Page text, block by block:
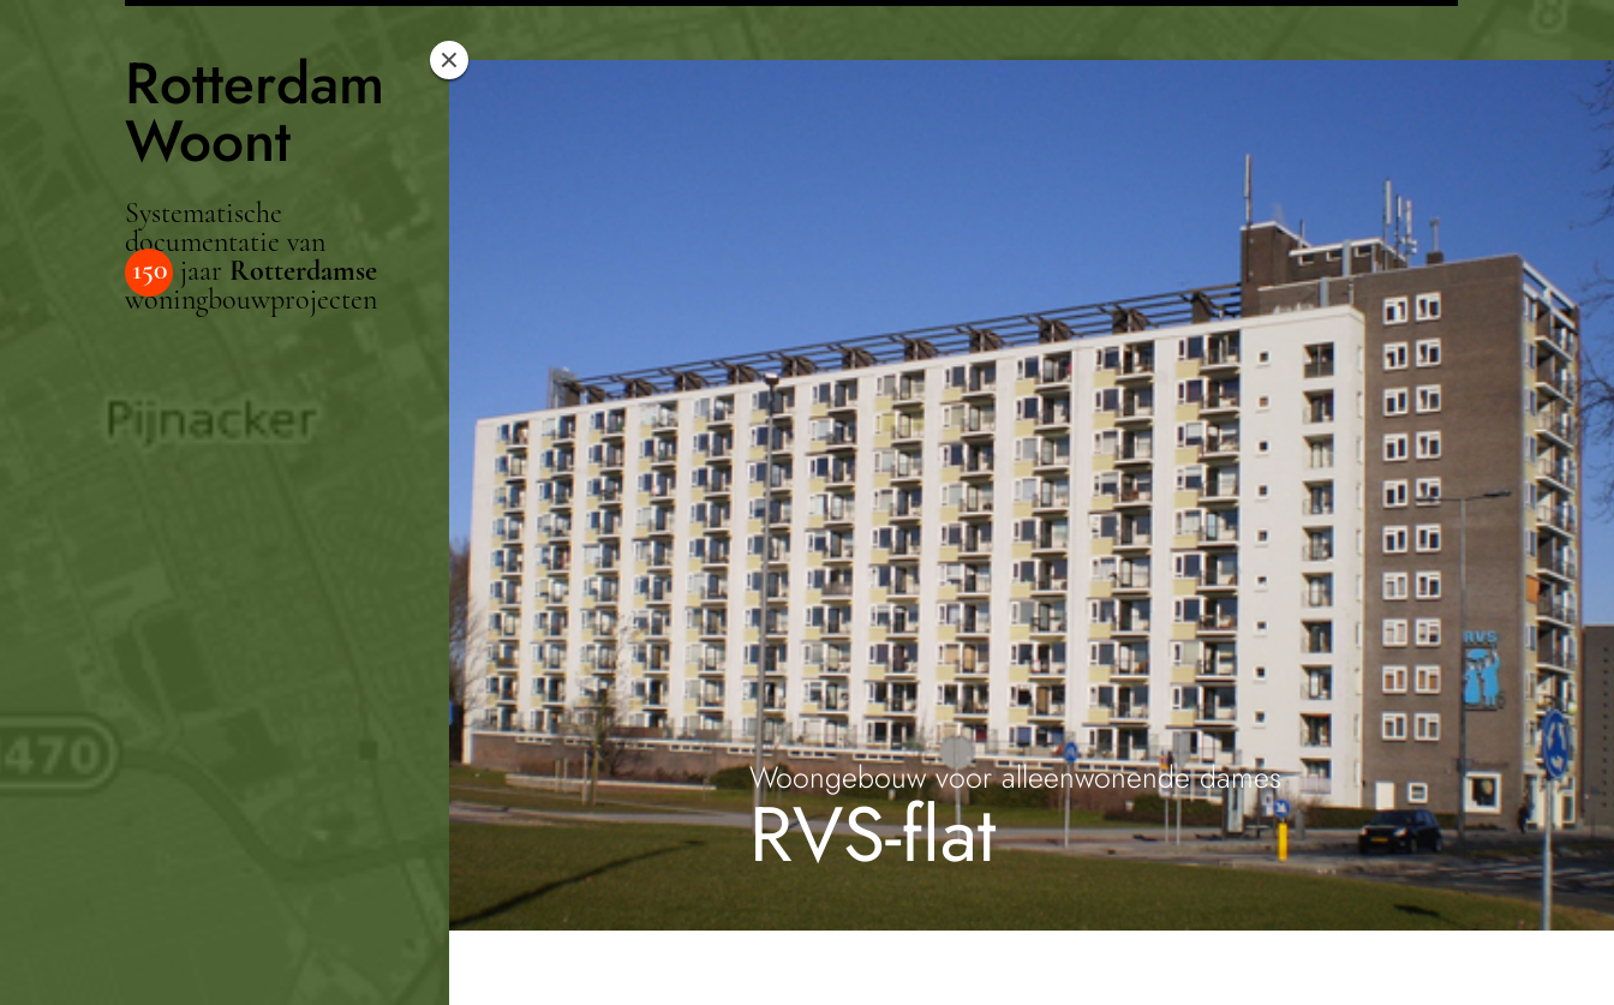
Rotterdam
Woont
Systematische
documentatie van
150 jaar Rotterdamse
woningbouwprojecten
Woongebouw voor alleenwonende dames
RVS-flat